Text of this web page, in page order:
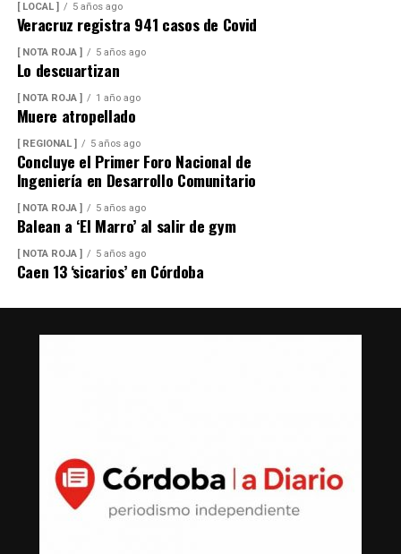
[ LOCAL ] 5 años ago
Veracruz registra 941 casos de Covid
[ NOTA ROJA ] 5 años ago
Lo descuartizan
[ NOTA ROJA ] 1 año ago
Muere atropellado
[ REGIONAL ] 5 años ago
Concluye el Primer Foro Nacional de
Ingeniería en Desarrollo Comunitario
[ NOTA ROJA ] 5 años ago
Balean a ‘El Marro’ al salir de gym
[ NOTA ROJA ] 5 años ago
Caen 13 ‘sicarios’ en Córdoba